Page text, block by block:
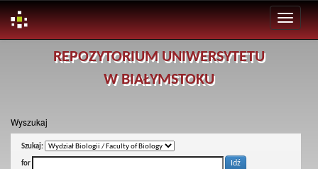
REPOZYTORIUM UNIWERSYTETU
W BIAŁYMSTOKU
Wyszukaj
Szukaj:
for